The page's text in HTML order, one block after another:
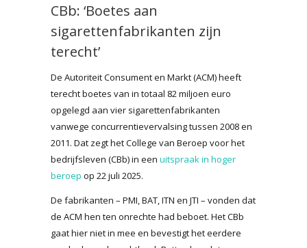
CBb: ‘Boetes aan
sigarettenfabrikanten zijn
terecht’
De Autoriteit Consument en Markt (ACM) heeft
terecht boetes van in totaal 82 miljoen euro
opgelegd aan vier sigarettenfabrikanten
vanwege concurrentievervalsing tussen 2008 en
2011. Dat zegt het College van Beroep voor het
bedrijfsleven (CBb) in een uitspraak in hoger
beroep op 22 juli 2025.
De fabrikanten – PMI, BAT, ITN en JTI – vonden dat
de ACM hen ten onrechte had beboet. Het CBb
gaat hier niet in mee en bevestigt het eerdere